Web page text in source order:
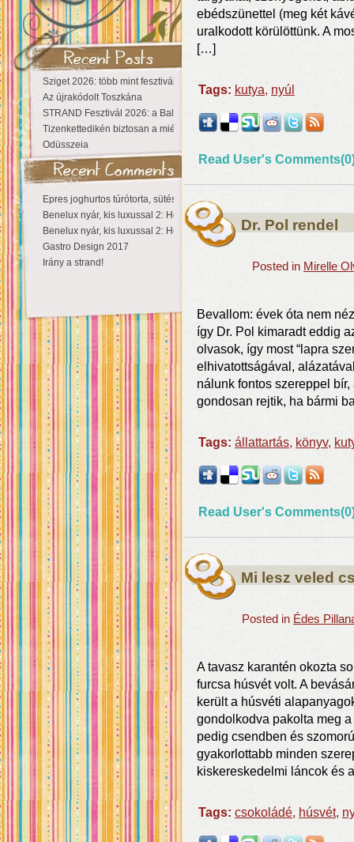
Sziget 2026: több mint fesztivál, egy városnyi élmény
Az újrakódolt Toszkána
STRAND Fesztivál 2026: a Balaton partján a nyár még tart!
Tizenkettedikén biztosan a miénk a Sziget!
Odüsszeia
Epres joghurtos túrótorta, sütés nélkül
Benelux nyár, kis luxussal 2: Hollandia
Benelux nyár, kis luxussal 2: Hollandia
Gastro Design 2017
Irány a strand!
ebédszünettel (meg két
uralkodott körülöttünk. A
[…]
Tags: kutya, nyúl
Read User's
Dr. Pol rendel
Posted in Mirelle
Bevallom: évek óta nem
így Dr. Pol kimaradt eddig
olvasok, így most “lapra
elhivatottságával,
nálunk fontos szereppel
gondosan rejtik, ha bármi
Tags: állattartás, könyv,
Read User's
Mi lesz veled
Posted in Édes
A tavasz karantén okozta
furcsa húsvét volt. A
került a húsvéti
gondolkodva pakolta meg
pedig csendben és
gyakorlottabb minden
kiskereskedelmi láncok és
Tags: csokoládé, húsvét,